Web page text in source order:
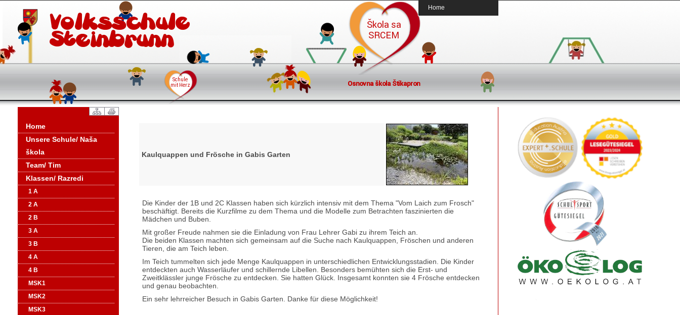
Home
Home
Unsere Schule/ Naša
škola
Team/ Tim
Klassen/ Razredi
1 A
2 A
2 B
3 A
3 B
4 A
4 B
MSK1
MSK2
MSK3
Kaulquappen und Frösche in Gabis Garten
Die Kinder der 1B und 2C Klassen haben sich kürzlich intensiv mit dem Thema "Vom Laich zum Frosch"
beschäftigt. Bereits die Kurzfilme zu dem Thema und die Modelle zum Betrachten faszinierten die
Mädchen und Buben.
Mit großer Freude nahmen sie die Einladung von Frau Lehrer Gabi zu ihrem Teich an.
Die beiden Klassen machten sich gemeinsam auf die Suche nach Kaulquappen, Fröschen und anderen
Tieren, die am Teich leben.
Im Teich tummelten sich jede Menge Kaulquappen in unterschiedlichen Entwicklungsstadien. Die Kinder
entdeckten auch Wasserläufer und schillernde Libellen. Besonders bemühten sich die Erst- und
Zweitklässler junge Frösche zu entdecken. Sie hatten Glück. Insgesamt konnten sie 4 Frösche entdecken
und genau beobachten.
Ein sehr lehrreicher Besuch in Gabis Garten. Danke für diese Möglichkeit!